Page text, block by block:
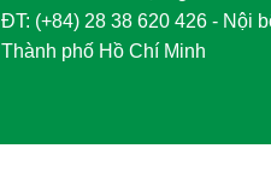
	ĐT
: (+84) 28 38 620 426 - Nội
Thành phố Hồ Chí Minh